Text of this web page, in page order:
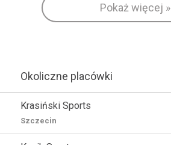
Pokaż więcej »
Okoliczne placówki
Krasiński Sports
Szczecin